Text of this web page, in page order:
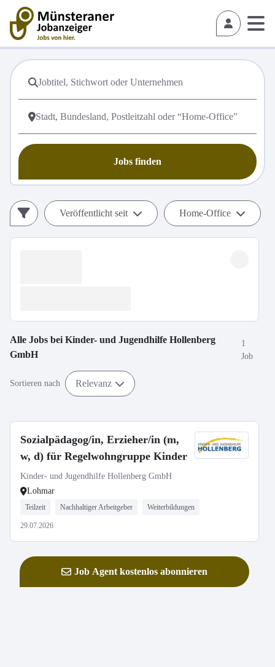
Jobs finden
Veröffentlicht seit Home-Office
Alle Jobs bei Kinder- und Jugendhilfe Hollenberg
GmbH
1
Job
Sortieren nach Relevanz
Sozialpädagog/in, Erzieher/in (m,
w, d) für Regelwohngruppe Kinder
Kinder- und Jugendhilfe Hollenberg GmbH
Lohmar
Teilzeit Nachhaltiger Arbeitgeber Weiterbildungen
29.07.2026
Job Agent kostenlos abonnieren